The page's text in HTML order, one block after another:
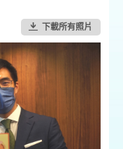
下載所有照片